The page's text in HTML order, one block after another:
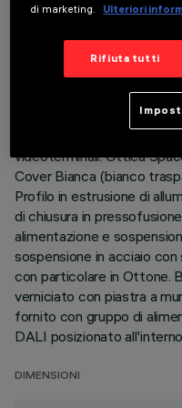
DESCRIZIONE
Corpo illuminante ad
(30%) con sorgenti LED
Versione per emissione a
videoterminali. Ottica
Cover Bianca (bianco
Profilo in estrusione di
di chiusura in
alimentazione e
sospensione in acciaio
con particolare in Ottone.
verniciato con piastra a
fornito con gruppo di
DALI posizionato
DIMENSIONI
di marketing.
Ulteriori
Rifiuta tutti